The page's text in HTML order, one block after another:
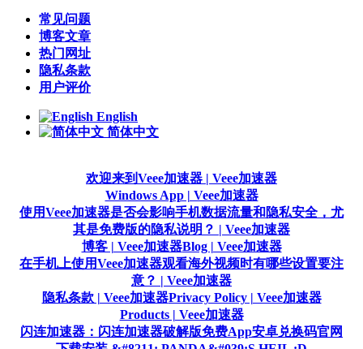
常见问题
博客文章
热门网址
隐私条款
用户评价
English
简体中文
欢迎来到Veee加速器 | Veee加速器
Windows App | Veee加速器
使用Veee加速器是否会影响手机数据流量和隐私安全，尤
其是免费版的隐私说明？ | Veee加速器
博客 | Veee加速器Blog | Veee加速器
在手机上使用Veee加速器观看海外视频时有哪些设置要注
意？ | Veee加速器
隐私条款 | Veee加速器Privacy Policy | Veee加速器
Products | Veee加速器
闪连加速器：闪连加速器破解版免费App安卓兑换码官网